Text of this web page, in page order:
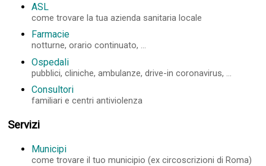
ASL
come trovare la tua azienda sanitaria locale
Farmacie
notturne, orario continuato, ...
Ospedali
pubblici, cliniche, ambulanze, drive-in coronavirus, ...
Consultori
familiari e centri antiviolenza
Servizi
Municipi
come trovare il tuo municipio (ex circoscrizioni di Roma)